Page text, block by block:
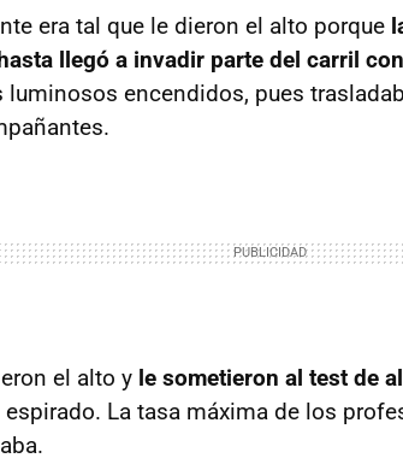
era tal que le dieron el alto porque
llegó a invadir parte del carril
encendidos, pues
el alto y le sometieron al test de
La tasa máxima de los